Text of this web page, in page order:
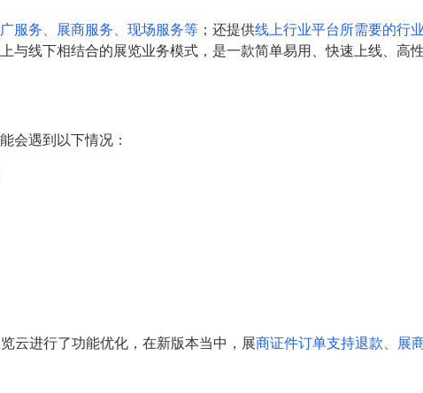
服务、展商服务、现场服务等 ；还提供线上行业平台所需要的行
与线下相结合的展览业务模式，是一款简单易用、快速上线、高
会遇到以下情况：
云进行了功能优化，在新版本当中，展商证件订单支持退款、展